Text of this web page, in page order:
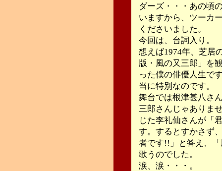
ダーズ・・・あの頃
いますから、ツーカ
くださいました。
今回は、台詞入り。
想えば1974年、芝居
版・風の又三郎」を
った僕の俳優人生で
当に特別なのです。
舞台では根津甚八さ
三郎さんじゃありま
じた李礼仙さんが「
す。するとすかさず
者です!!」と答え、
歌うのでした。
涙、涙・・・。